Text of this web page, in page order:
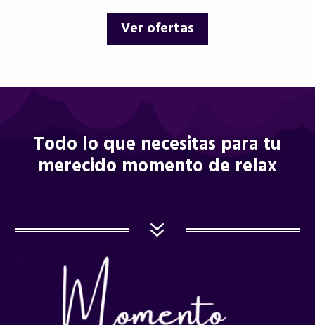
es:
9,95 €.
Ver ofertas
Todo lo que necesitas para tu
merecido momento de relax
7